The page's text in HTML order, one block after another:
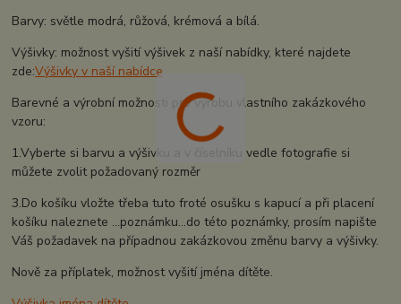
Barvy: světle modrá, růžová, krémová a bílá.
Výšivky: možnost vyšití výšivek z naší nabídky, které najdete
zde:Výšivky v naší nabídce
Barevné a výrobní možnosti pro výrobu vlastního zakázkového
vzoru:
1.Vyberte si barvu a výšivku a v číselníku vedle fotografie si
můžete zvolit požadovaný rozměr
3.Do košíku vložte třeba tuto froté osušku s kapucí a při placení
košíku naleznete ...poznámku...do této poznámky, prosím napište
Váš požadavek na případnou zakázkovou změnu barvy a výšivky.
Nově za příplatek, možnost vyšití jména dítěte.